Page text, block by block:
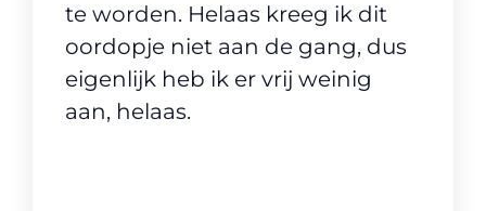
te worden. Helaas kreeg ik dit
oordopje niet aan de gang, dus
eigenlijk heb ik er vrij weinig
aan, helaas.